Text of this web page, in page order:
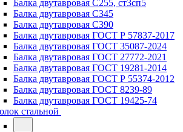
Балка двутавровая С255, ст3сп5
Балка двутавровая С345
Балка двутавровая С390
Балка двутавровая ГОСТ Р 57837-2017
Балка двутавровая ГОСТ 35087-2024
Балка двутавровая ГОСТ 27772-2021
Балка двутавровая ГОСТ 19281-2014
Балка двутавровая ГОСТ Р 55374-2012
Балка двутавровая ГОСТ 8239-89
Балка двутавровая ГОСТ 19425-74
стальной